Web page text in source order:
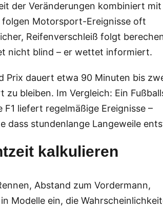
der Veränderungen kombiniert
folgen Motorsport-Ereignisse oft
Reifenverschleiß folgt
nicht blind – er wettet informiert.
Prix dauert etwa 90 Minuten bis
bleiben. Im Vergleich: Ein
liefert regelmäßige Ereignisse –
dass stundenlange Langeweile
kalkulieren
Abstand zum Vordermann,
Modelle ein, die